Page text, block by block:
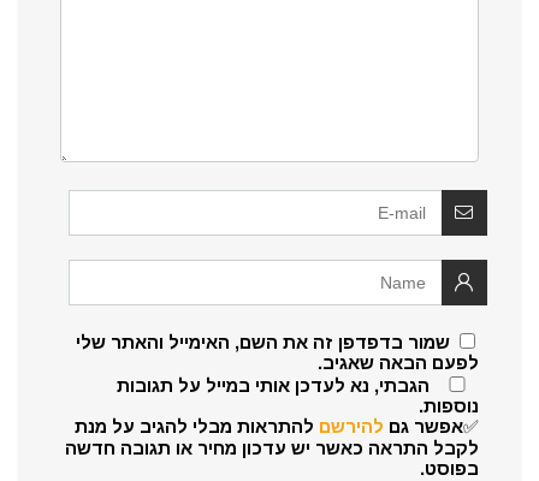
שמור בדפדפן זה את השם, האימייל והאתר שלי
לפעם הבאה שאגיב.
הגבתי, נא לעדכן אותי במייל על תגובות
נוספות.
✅אפשר גם להירשם להתראות מבלי להגיב על מנת
לקבל התראה כאשר יש עדכון מחיר או תגובה חדשה
בפוסט.